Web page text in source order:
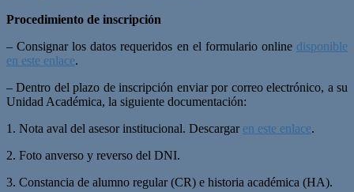
Procedimiento de inscripción
– Consignar los datos requeridos en el formulario online disponible
en este enlace.
– Dentro del plazo de inscripción enviar por correo electrónico, a su
Unidad Académica, la siguiente documentación:
1. Nota aval del asesor institucional. Descargar en este enlace.
2. Foto anverso y reverso del DNI.
3. Constancia de alumno regular (CR) e historia académica (HA).